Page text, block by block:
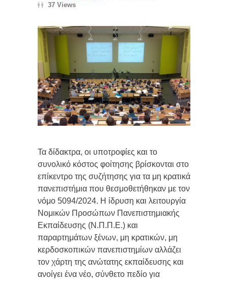
37 Views
Τα δίδακτρα, οι υποτροφίες και το
συνολικό κόστος φοίτησης βρίσκονται στο
επίκεντρο της συζήτησης για τα μη κρατικά
πανεπιστήμια που θεσμοθετήθηκαν με τον
νόμο 5094/2024. Η ίδρυση και λειτουργία
Νομικών Προσώπων Πανεπιστημιακής
Εκπαίδευσης (Ν.Π.Π.Ε.) και
παραρτημάτων ξένων, μη κρατικών, μη
κερδοσκοπικών πανεπιστημίων αλλάζει
τον χάρτη της ανώτατης εκπαίδευσης και
ανοίγει ένα νέο, σύνθετο πεδίο για